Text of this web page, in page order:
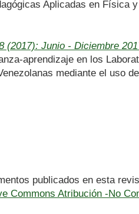
Aplicadas en Física
(2017): Junio - Diciembre
aprendizaje en los
mediante el uso
publicados en esta
Commons Atribución -No